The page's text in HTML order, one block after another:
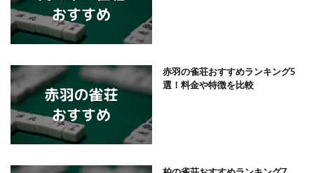
赤羽の雀荘おすすめランキング5
選！料金や特徴を比較